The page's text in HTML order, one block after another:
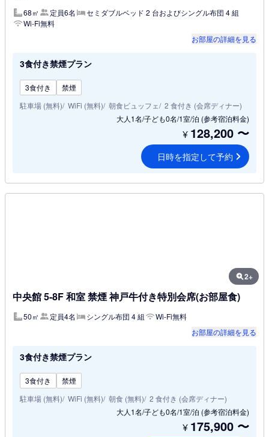
68㎡ 定員6名
セミダブルベッド 2 台およびシングル布団 4 組
Wi-Fi無料
お部屋の詳細を見る
3食付き禁煙プラン
3食付き
禁煙
駐車場 (無料) WiFi (無料) 朝食ビュッフェ
2 食付き (会席ディナー)
大人1名/子ども0名/1室/泊 (参考宿泊料金)
¥ 128,200 〜
日時を指定して予約
2+
中央館 5-8F 和室 禁煙 神戸牛付き特別会席(お部屋食)
50㎡ 定員4名 シングル布団 4 組
Wi-Fi無料
お部屋の詳細を見る
3食付き禁煙プラン
3食付き
禁煙
駐車場 (無料) WiFi (無料) 朝食 (無料) 2 食付き (会席ディナー)
大人1名/子ども0名/1室/泊 (参考宿泊料金)
¥ 175,900 〜